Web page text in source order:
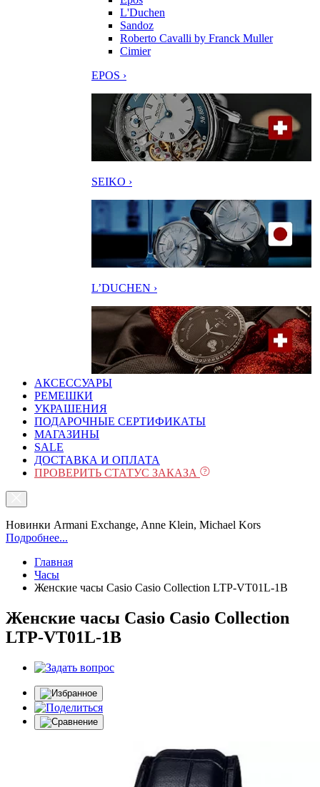
L'Duchen
Sandoz
Roberto Cavalli by Franck Muller
Cimier
EPOS ›
SEIKO ›
L’DUCHEN ›
АКСЕССУАРЫ
РЕМЕШКИ
УКРАШЕНИЯ
ПОДАРОЧНЫЕ СЕРТИФИКАТЫ
МАГАЗИНЫ
SALE
ДОСТАВКА И ОПЛАТА
ПРОВЕРИТЬ СТАТУС ЗАКАЗА
Новинки Armani Exchange, Anne Klein, Michael Kors
Подробнее...
Главная
Часы
Женские часы Casio Casio Collection LTP-VT01L-1B
Женские часы Casio Casio Collection
LTP-VT01L-1B